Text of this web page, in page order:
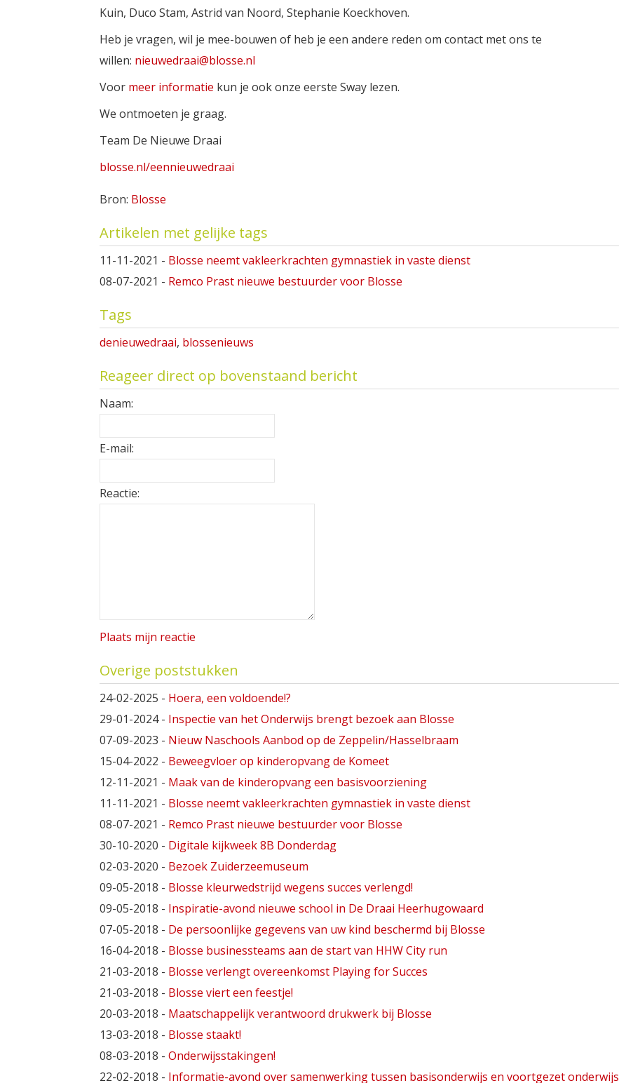
Kuin, Duco Stam, Astrid van Noord, Stephanie Koeckhoven.
Heb je vragen, wil je mee-bouwen of heb je een andere reden om contact met ons te
willen: nieuwedraai@blosse.nl
Voor meer informatie kun je ook onze eerste Sway lezen.
We ontmoeten je graag.
Team De Nieuwe Draai
blosse.nl/eennieuwedraai
Bron: Blosse
Artikelen met gelijke tags
11-11-2021 - Blosse neemt vakleerkrachten gymnastiek in vaste dienst
08-07-2021 - Remco Prast nieuwe bestuurder voor Blosse
Tags
denieuwedraai, blossenieuws
Reageer direct op bovenstaand bericht
Naam:
E-mail:
Reactie:
Plaats mijn reactie
Overige poststukken
24-02-2025 - Hoera, een voldoende!?
29-01-2024- Inspectie van het Onderwijs brengt bezoek aan Blosse
07-09-2023 - Nieuw Naschools Aanbod op de Zeppelin/Hasselbraam
15-04-2022 - Beweegvloer op kinderopvang de Komeet
12-11-2021 - Maak van de kinderopvang een basisvoorziening
11-11-2021 - Blosse neemt vakleerkrachten gymnastiek in vaste dienst
08-07-2021 - Remco Prast nieuwe bestuurder voor Blosse
30-10-2020 - Digitale kijkweek 8B Donderdag
02-03-2020 - Bezoek Zuiderzeemuseum
09-05-2018 - Blosse kleurwedstrijd wegens succes verlengd!
09-05-2018 - Inspiratie-avond nieuwe school in De Draai Heerhugowaard
07-05-2018 - De persoonlijke gegevens van uw kind beschermd bij Blosse
16-04-2018 - Blosse businessteams aan de start van HHW City run
21-03-2018 - Blosse verlengt overeenkomst Playing for Succes
21-03-2018 - Blosse viert een feestje!
20-03-2018 - Maatschappelijk verantwoord drukwerk bij Blosse
13-03-2018 - Blosse staakt!
08-03-2018 - Onderwijsstakingen!
22-02-2018 - Informatie-avond over samenwerking tussen basisonderwijs en voortgezet onderwijs